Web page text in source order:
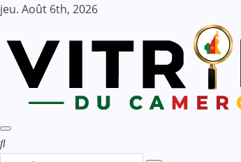
Skip
content
jeu. Août 6th, 2026